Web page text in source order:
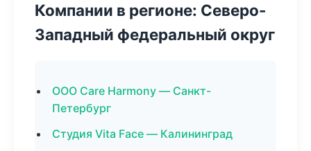
Компании в регионе: Северо-
Западный федеральный округ
ООО Care Harmony — Санкт-
Петербург
Студия Vita Face — Калининград